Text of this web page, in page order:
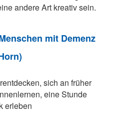
andere Art kreativ sein.
mit Demenz
sich an früher
eine Stunde
erleben